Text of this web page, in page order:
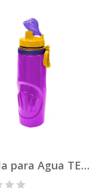
Botella para Agua TERMICA CnL 0,700